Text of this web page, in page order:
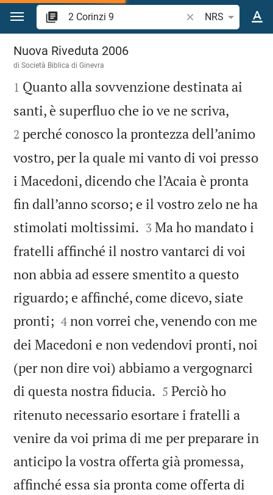
Vai al contenuto
Ricerca verso
NRS
2 Corinzi 9
Nuova Riveduta 2006
di Società Biblica di Ginevra

1 Quanto alla sovvenzione destinata ai
santi, è superfluo che io ve ne scriva,
2 perché conosco la prontezza dell’animo
vostro, per la quale mi vanto di voi presso
i Macedoni, dicendo che l’Acaia è pronta
fin dall’anno scorso; e il vostro zelo ne ha
stimolati moltissimi. 

3 Ma ho mandato i
fratelli affinché il nostro vantarci di voi
non abbia ad essere smentito a questo
riguardo; e affinché, come dicevo, siate
pronti; 

4 non vorrei che, venendo con me
dei Macedoni e non vedendovi pronti, noi
(per non dire voi) abbiamo a vergognarci
di questa nostra fiducia. 

5 Perciò ho
ritenuto necessario esortare i fratelli a
venire da voi prima di me per preparare in
anticipo la vostra offerta già promessa,
affinché essa sia pronta come offerta di